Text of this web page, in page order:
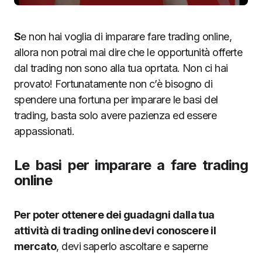
Se non hai voglia di imparare fare trading online,
allora non potrai mai dire che le opportunità offerte
dal trading non sono alla tua oprtata. Non ci hai
provato! Fortunatamente non c’è bisogno di
spendere una fortuna per imparare le basi del
trading, basta solo averepazienza ed essere
appassionati.
Le basi per imparare a fare trading
online
Per poter ottenere dei guadagni dalla tua
attività di trading online devi conoscere il
mercato, devi saperlo ascoltare e saperne